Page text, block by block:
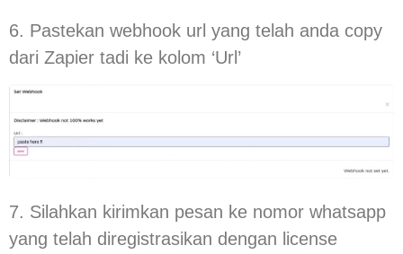
6. Pastekan webhook url yang telah anda copy
dari Zapier tadi ke kolom ‘Url’
7. Silahkan kirimkan pesan ke nomor whatsapp
yang telah diregistrasikan dengan license